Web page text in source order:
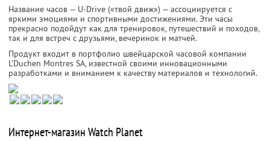
Название часов — U-Drive («твой движ») — ассоциируется с
яркими эмоциями и спортивными достижениями. Эти часы
прекрасно подойдут как для тренировок, путешествий и походов,
так и для встреч с друзьями, вечеринок и матчей.
Продукт входит в портфолио швейцарской часовой компании
L'Duchen Montres SA, известной своими инновационными
разработками и вниманием к качеству материалов и технологий.
Интернет-магазин Watch Planet